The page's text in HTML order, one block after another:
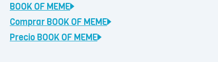
BOOK OF MEME
Comprar BOOK OF MEME
Precio BOOK OF MEME